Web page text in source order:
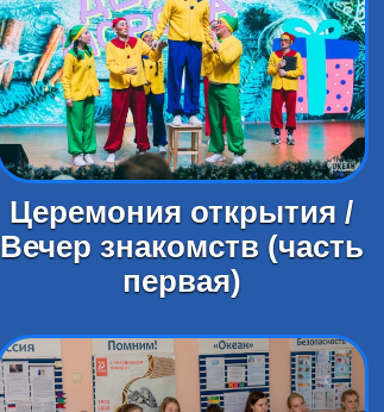
Церемония открытия /
Вечер знакомств (часть
первая)